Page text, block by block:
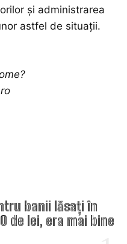
banii lăsați în
de lei, era mai bine
și administrarea
astfel de situații.